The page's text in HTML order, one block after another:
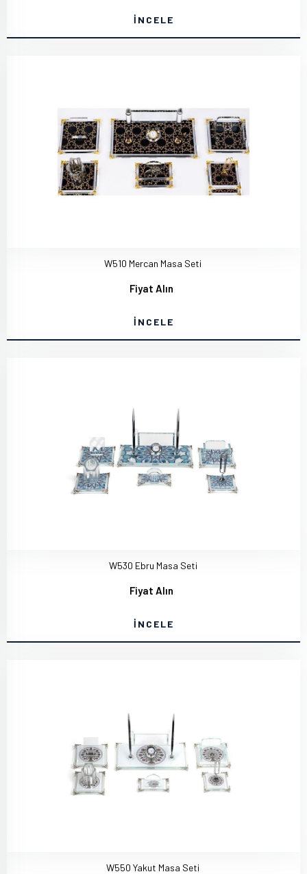
İNCELE
W510 Mercan Masa Seti
Fiyat Alın
İNCELE
W530 Ebru Masa Seti
Fiyat Alın
İNCELE
W550 Yakut Masa Seti